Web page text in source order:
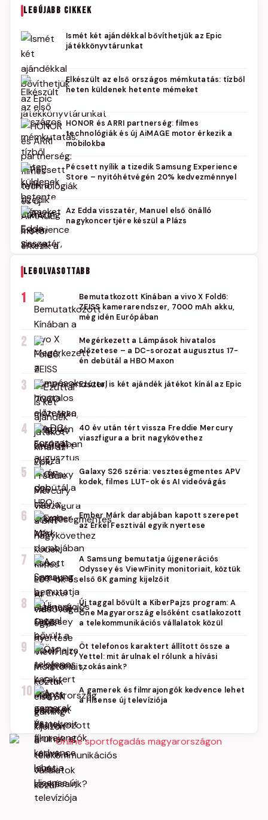
LEGÚJABB CIKKEK
Ismét két ajándékkal bővíthetjük az Epic
játékkönyvtárunkat
Elkészült az első országos mémkutatás: tízből
heten küldenek hetente mémeket
HONOR és ARRI partnerség: filmes
technológiák és új AiMAGE motor érkezik a
mobilokba
Pécsett nyílik a tizedik Samsung Experience
Store – nyitóhétvégén 20% kedvezménnyel
Az Edda visszatér, Manuel első önálló
nagykoncertjére készül a Plázs
LEGOLVASOTTABB
1
Bemutatkozott Kínában a vivo X Fold6:
ZEISS kamerarendszer, 7000 mAh akku,
még idén Európában
2
Megérkezett a Lámpások hivatalos
előzetese – a DC-sorozat augusztus 17-
én debütál a HBO Maxon
3 Ezúttal is két ajándék játékot kínál az Epic
4
40 év után tért vissza Freddie Mercury
viaszfigura a brit nagykövethez
5
Galaxy S26 széria: veszteségmentes APV
kodek, filmes LUT-ok és AI videóvágás
6
Ember Márk darabjában kapott szerepet
az Erkel Fesztivál egyik nyertese
7
A Samsung bemutatja újgenerációs
Odyssey és ViewFinity monitoriait, köztük
első 6K gaming kijelzőit
8
Új taggal bővült a KiberPajzs program: A
One Magyarország elsőként csatlakozott
a telekommunikációs vállalatok közül
9
Öt telefonos karaktert állított össze a
Yettel: mit árulnak el rólunk a hívási
szokásaink?
10
A gamerek és filmrajongók kedvence lehet
a Hisense új televíziója